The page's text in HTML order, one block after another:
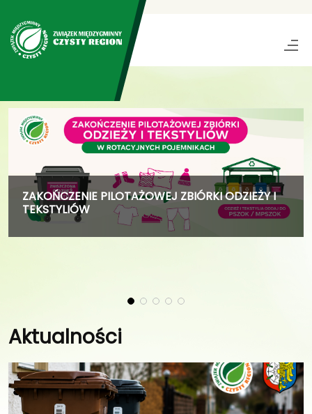
ZAKOŃCZENIE PILOTAŻOWEJ ZBIÓRKI ODZIEŻY I
TEKSTYLIÓW
Aktualności